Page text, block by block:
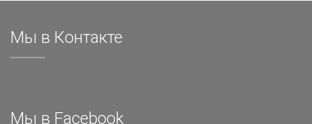
Мы в Контакте
Мы в Facebook